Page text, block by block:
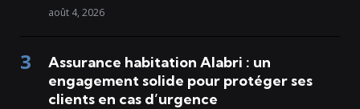
août 4, 2026
Assurance habitation Alabri : un
engagement solide pour protéger ses
clients en cas d’urgence